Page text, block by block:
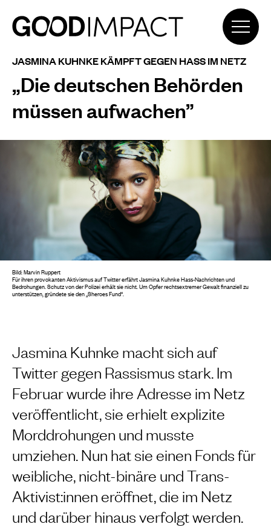
JASMINA KUHNKE KÄMPFT GEGEN HASS IM NETZ
„Die deutschen Behörden
müssen aufwachen”
Jasmina Kuhnke macht sich auf
Twitter gegen Rassismus stark. Im
Februar wurde ihre Adresse im Netz
veröffentlicht, sie erhielt explizite
Morddrohungen und musste
umziehen. Nun hat sie einen Fonds für
weibliche, nicht-binäre und Trans-
Aktivist:innen eröffnet, die im Netz
und darüber hinaus verfolgt werden.
Bild: Marvin Ruppert
Für ihren provokanten Aktivismus auf Twitter erfährt Jasmina Kuhnke Hass-Nachrichten und
Bedrohungen. Schutz von der Polizei erhält sie nicht. Um Opfer rechtsextremer Gewalt finanziell zu
unterstützen, gründete sie den „Sheroes Fund“.